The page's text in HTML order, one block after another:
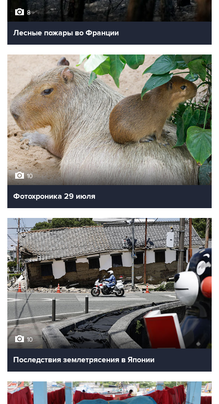
8
Лесные пожары во Франции
10
Фотохроника 29 июля
10
Последствия землетрясения в Японии